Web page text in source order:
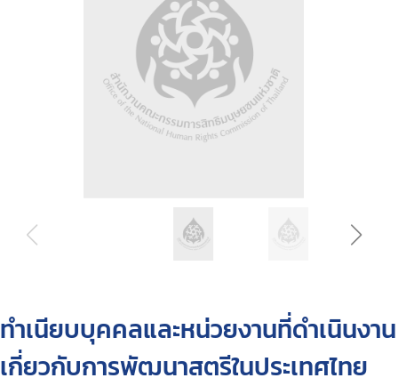
ทำเนียบบุคคลและหน่วยงานที่ดำเนินงาน
เกี่ยวกับการพัฒนาสตรีในประเทศไทย